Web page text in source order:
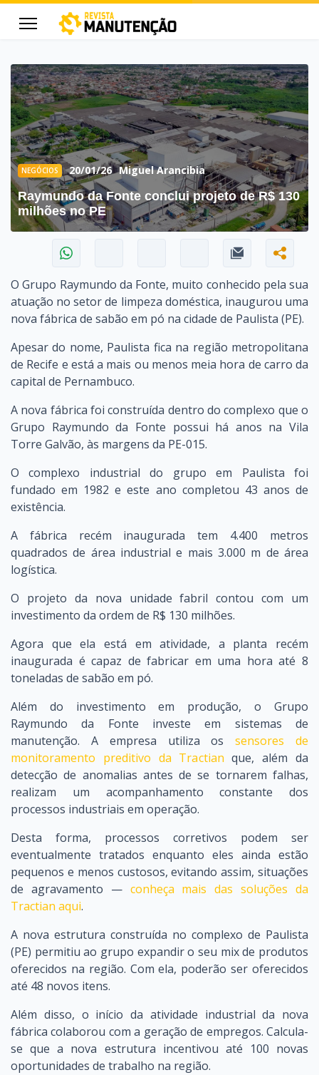
NEGÓCIOS 20/01/26 Miguel Arancibia
Raymundo da Fonte conclui projeto de R$ 130
milhões no PE
O Grupo Raymundo da Fonte, muito conhecido pela sua
atuação no setor de limpeza doméstica, inaugurou uma
nova fábrica de sabão em pó na cidade de Paulista (PE).
Apesar do nome, Paulista fica na região metropolitana
de Recife e está a mais ou menos meia hora de carro da
capital de Pernambuco.
A nova fábrica foi construída dentro do complexo que o
Grupo Raymundo da Fonte possui há anos na Vila
Torre Galvão, às margens da PE-015.
O complexo industrial do grupo em Paulista foi
fundado em 1982 e este ano completou 43 anos de
existência.
A fábrica recém inaugurada tem 4.400 metros
quadrados de área industrial e mais 3.000 m de área
logística.
O projeto da nova unidade fabril contou com um
investimento da ordem de R$ 130 milhões.
Agora que ela está em atividade, a planta recém
inaugurada é capaz de fabricar em uma hora até 8
toneladas de sabão em pó.
Além do investimento em produção, o Grupo
Raymundo da Fonte investe em sistemas de
manutenção. A empresa utiliza ossensores de
monitoramento preditivo da Tractian que, além da
detecção de anomalias antes de se tornarem falhas,
realizam um acompanhamento constante dos
processos industriais em operação.
Desta forma, processos corretivos podem ser
eventualmente tratados enquanto eles ainda estão
pequenos e menos custosos, evitando assim, situações
de agravamento — conheça mais das soluções da
Tractian aqui.
A nova estrutura construída no complexo de Paulista
(PE) permitiu ao grupo expandir o seu mix de produtos
oferecidos na região. Com ela, poderão ser oferecidos
até 48 novos itens.
Além disso, o início da atividade industrial da nova
fábrica colaborou com a geração de empregos. Calcula-
se que a nova estrutura incentivou até 100 novas
oportunidades de trabalho na região.
for results.